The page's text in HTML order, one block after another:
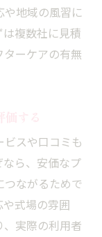
地域の風習に
複数社に見積
ーケアの有無
スや口コミも
ら、安価なプ
ながるためで
式場の雰囲
実際の利用者